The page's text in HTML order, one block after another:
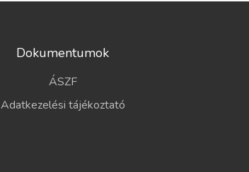
Dokumentumok
ÁSZF
Adatkezelési tájékoztató